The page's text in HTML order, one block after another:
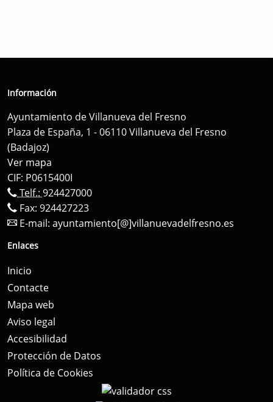
Información
Ayuntamiento de Villanueva del Fresno
Plaza de España, 1 - 06110 Villanueva del Fresno
(Badajoz)
Ver mapa
CIF: P0615400I
Telf.: 924427000
Fax: 924427223
E-mail: ayuntamiento[@]villanuevadelfresno.es
Enlaces
Inicio
Contacte
Mapa web
Aviso legal
Accesibilidad
Protección de Datos
Política de Cookies